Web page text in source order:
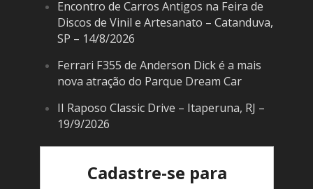
Encontro de Carros Antigos na Feira de
Discos de Vinil e Artesanato – Catanduva,
SP – 14/8/2026
Ferrari F355 de Anderson Dick é a mais
nova atração do Parque Dream Car
II Raposo Classic Drive – Itaperuna, RJ –
19/9/2026